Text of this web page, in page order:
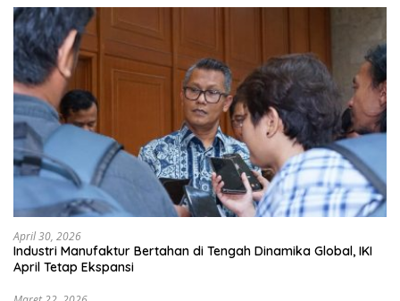
April 30, 2026
Industri Manufaktur Bertahan di Tengah Dinamika Global, IKI
April Tetap Ekspansi